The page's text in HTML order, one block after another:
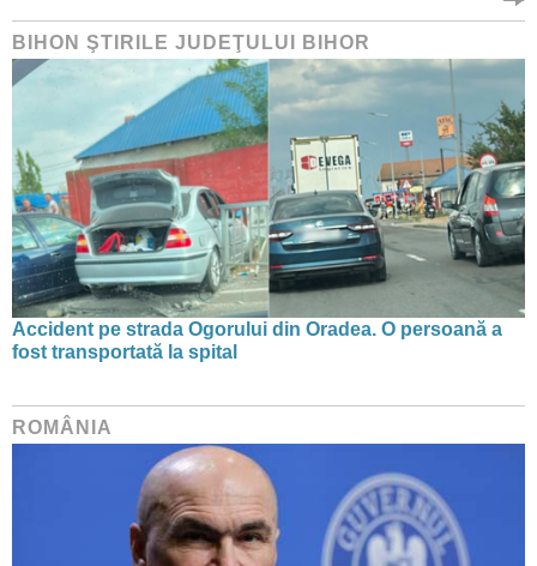
BIHON ŞTIRILE JUDEŢULUI BIHOR
Accident pe strada Ogorului din Oradea. O persoană a
fost transportată la spital
ROMÂNIA